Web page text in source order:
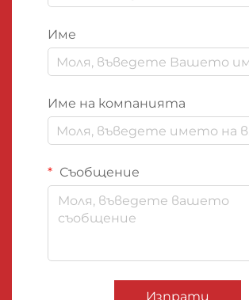
Име
Име на компанията
Съобщение
Изпрати